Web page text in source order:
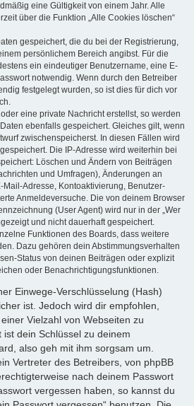
eine Gültigkeit von einem Jahr. Alle
über die Funktion „Alle Cookies löschen“
gespeichert, die du bei der Registrierung,
persönlichem Bereich angibst. Für die
ein eindeutiger Benutzername, eine E-
notwendig. Wenn durch den Betreiber
festgelegt wurden, so ist dies für dich vor
eine private Nachricht erstellst, so werden
ebenfalls gespeichert. Gleiches gilt, wenn
zwischenspeicherst. In diesen Fällen wird
Die IP-Adresse wird weiterhin bei
Löschen und Ändern von Beiträgen
und Umfragen), Änderungen an
Adresse, Kontoaktivierung, Benutzer-
Anmeldeversuche. Die von deinem Browser
(User Agent) wird nur in der „Wer
und nicht dauerhaft gespeichert.
Funktionen des Boards, dass weitere
Dazu gehören dein Abstimmungsverhalten
Status von deinen Beiträgen oder explizit
oder Benachrichtigungsfunktionen.
Einwege-Verschlüsselung (Hash)
ist. Jedoch wird dir empfohlen,
Vielzahl von Webseiten zu
dein Schlüssel zu deinem
also geh mit ihm sorgsam um.
Vertreter des Betreibers, von phpBB
nach deinem Passwort
vergessen haben, so kannst du